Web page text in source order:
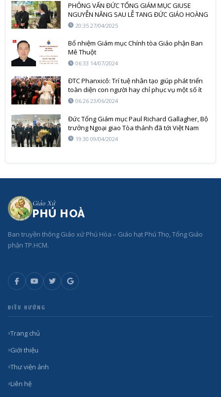
PHỎNG VẤN ĐỨC TỔNG GIÁM MỤC GIUSE
NGUYỄN NĂNG SAU LỄ TANG ĐỨC GIÁO HOÀNG
PHANXICÔ
20:35 27/04/2025
Bổ nhiệm Giám mục Chính tòa Giáo phận Ban
Mê Thuột
06:33 14/07/2024
ĐTC Phanxicô: Trí tuệ nhân tạo giúp phát triển
toàn diện con người hay chỉ phục vụ một số ít
bất chấp nguy hiểm?
06:26 23/06/2024
Đức Tổng Giám mục Paul Richard Gallagher, Bộ
trưởng Ngoại giao Tòa thánh đã tới Việt Nam
19:30 09/04/2024
Giáo Xứ
PHÚ HOÀ
Ban truyền thông Giáo xứ Phú Hòa – Giáo hạt Phú Thọ, Tổng Giáo
phận TP.HCM.
ĐIỀU HƯỚNG
Trang chủ
Giới thiệu
Thư viện ảnh
Liên hệ